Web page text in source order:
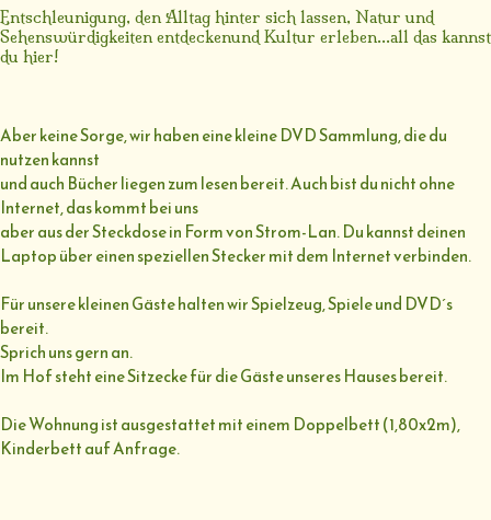
Entschleunigung, den Alltag hinter sich lassen, Natur und
Sehenswürdigkeiten entdeckenund Kultur erleben...all das kannst
du hier!
Aber keine Sorge, wir haben eine kleine DVD Sammlung, die du
nutzen kannst
und auch Bücher liegen zum lesen bereit. Auch bist du nicht ohne
Internet, das kommt bei uns
aber aus der Steckdose in Form von Strom-Lan. Du kannst deinen
Laptop über einen speziellen Stecker mit dem Internet verbinden.
Für unsere kleinen Gäste halten wir Spielzeug, Spiele und DVD´s
bereit.
Sprich uns gern an.
Im Hof steht eine Sitzecke für die Gäste unseres Hauses bereit.
Die Wohnung ist ausgestattet mit einem Doppelbett (1,80x2m),
Kinderbett auf Anfrage.